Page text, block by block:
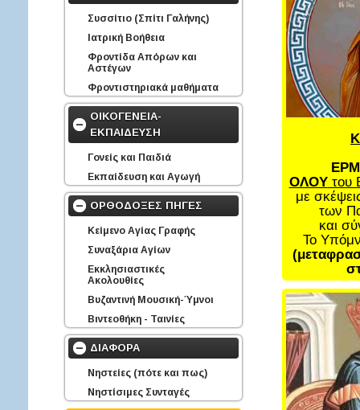
Συσσίτιο (Σπίτι Γαλήνης)
Ιατρική Βοήθεια
Φροντίδα Απόρων και
Αστέγων
Φροντιστηριακά μαθήματα
ΟΙΚΟΓΕΝΕΙΑ-
ΕΚΠΑΙΔΕΥΣΗ
Γονείς και Παιδιά
Εκπαίδευση και Αγωγή
ΟΡΘΟΔΟΞΕΣ ΠΗΓΕΣ
Κείμενο Αγίας Γραφής
Συναξάρια Αγίων
Εκκλησιαστικές
Ακολουθίες
Βυζαντινή Μουσική-Ύμνοι
Βιντεοθήκη - Ταινίες
ΔΙΑΦΟΡΑ
Νηστείες (πότε και πως)
Νηστίσιμες Συνταγές
ΟΛΟΥτου
με
των
και
Το